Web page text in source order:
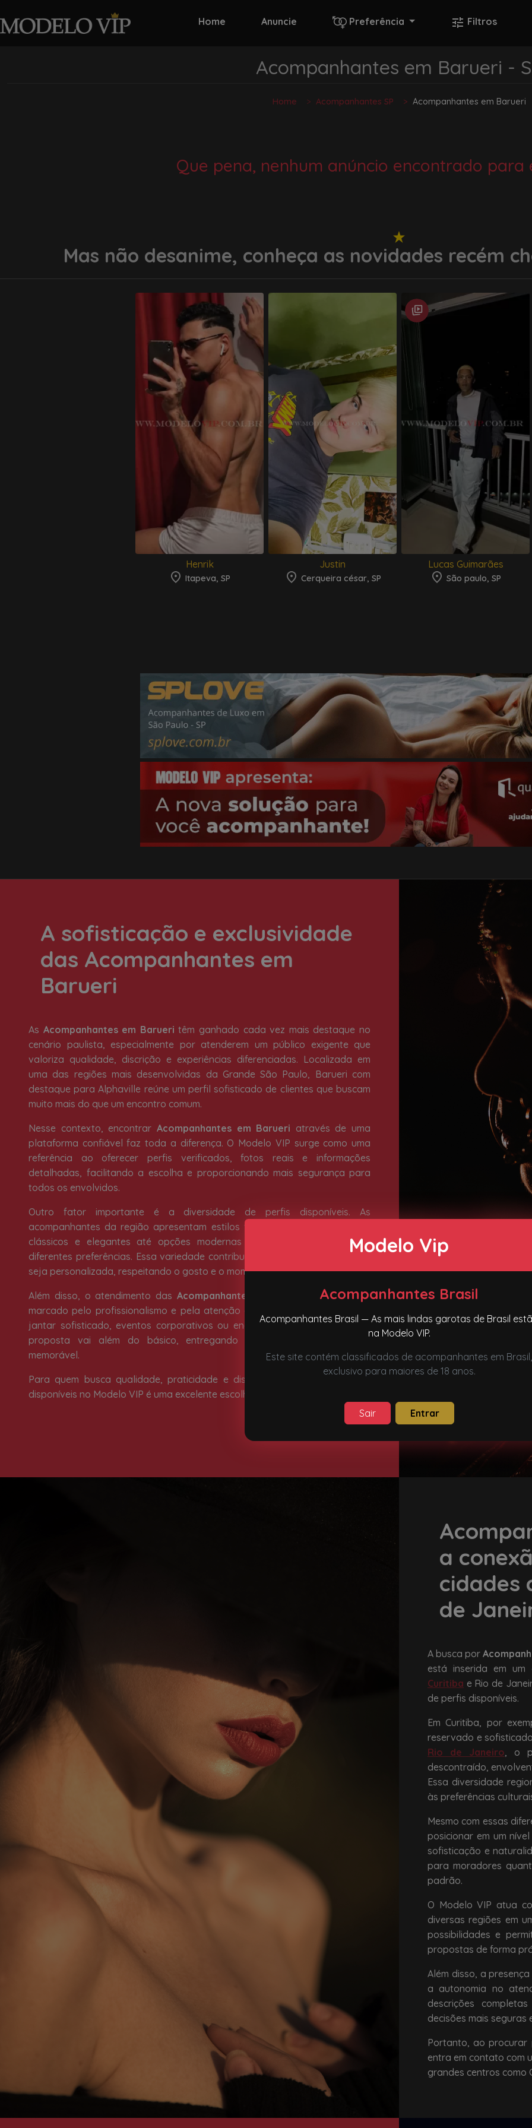
Home Anuncie Preferência Filtros
Acompanhantes em Barueri -
Home Acompanhantes SP Acompanhantes em Barueri
Que pena, nenhum anúncio encontrado para
Mas não desanime, conheça as novidades recém
Henrik
Itapeva, SP
Justin
Cerqueira césar, SP
Lucas Guimarães
São paulo, SP
A sofisticação e exclusividade
das Acompanhantes em
Barueri
As Acompanhantes em Barueri têm ganhado cada vez mais destaque no
cenário paulista, especialmente por atenderem um público exigente que
valoriza qualidade, discrição e experiências diferenciadas. Localizada em
uma das regiões mais desenvolvidas da Grande São Paulo, Barueri com
destaque para Alphaville reúne um perfil sofisticado de clientes que buscam
muito mais do que um encontro comum.
Nesse contexto, encontrar Acompanhantes em Barueri através de uma
plataforma confiável faz toda a diferença. O Modelo VIP surge como uma
referência ao oferecer perfis verificados, fotos reais e informações
detalhadas, facilitando a escolha e proporcionando mais segurança para
todos os envolvidos.
Outro fator importante é a diversidade de perfis disponíveis. As
acompanhantes da região apresentam estilos variados, desde perfis mais
clássicos e elegantes até opções modernas e despojadas, atendendo
diferentes preferências. Essa variedade contribui para que cada experiência
seja personalizada, respeitando o gosto e o momento de cada pessoa.
Além disso, o atendimento das Acompanhantes em Barueri
costuma ser
marcado pelo profissionalismo e pela atenção aos detalhes. Seja para um
jantar sofisticado, eventos corporativos ou encontros mais reservados, a
proposta vai além do básico, entregando uma vivência completa e
memorável.
Para quem busca qualidade, praticidade e discrição, explorar as opções
disponíveis no Modelo VIP é uma excelente escolha dentro desse segmento.
a
cidades
de
A busca por
está inserida em um
Curitiba e Rio de
de perfis disponíveis.
Em Curitiba, por
reservado e
Rio de Janeiro , o
descontraído,
Essa diversidade
às preferências
Mesmo com essas
posicionar em um
sofisticação e
para moradores
padrão.
O Modelo VIP atua
diversas regiões em
possibilidades e
propostas de forma
Além disso, a
a autonomia no
descrições
decisões mais seguras
Portanto, ao
entra em contato com
grandes centros como
Modelo Vip
Acompanhantes Brasil
Acompanhantes Brasil — As mais lindas garotas de Brasil
na Modelo VIP.
Este site contém classificados de acompanhantes em Brasil,
exclusivo para maiores de 18 anos.
Sair Entrar